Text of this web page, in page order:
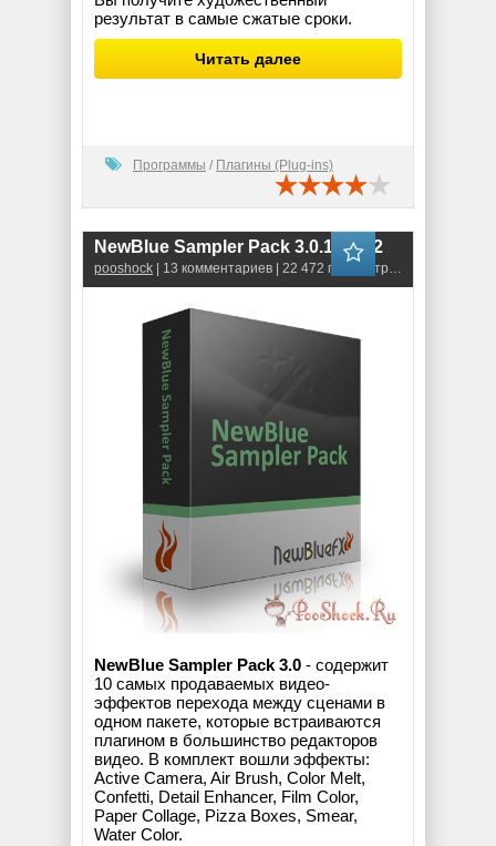
результат в самые сжатые сроки.
Читать далее
Программы / Плагины (Plug-ins)
NewBlue Sampler Pack 3.0.120322
pooshock | 13 комментариев | 22 472 просмотров
NewBlue Sampler Pack 3.0 - содержит
10 самых продаваемых видео-
эффектов перехода между сценами в
одном пакете, которые встраиваются
плагином в большинство редакторов
видео. В комплект вошли эффекты:
Active Camera, Air Brush, Color Melt,
Confetti, Detail Enhancer, Film Color,
Paper Collage, Pizza Boxes, Smear,
Water Color.